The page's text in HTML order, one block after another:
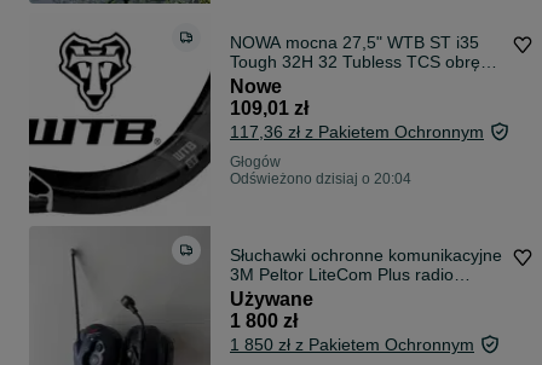
NOWA mocna 27,5" WTB ST i35
Tough 32H 32 Tubless TCS obręcz
rowerowa mullet 640g Faktura VAT
23%
Nowe
109,01 zł
117,36 zł z Pakietem Ochronnym
Głogów
Odświeżono dzisiaj o 20:04
Słuchawki ochronne komunikacyjne
3M Peltor LiteCom Plus radio
bluetooth asg strzelnica
Używane
1 800 zł
1 850 zł z Pakietem Ochronnym